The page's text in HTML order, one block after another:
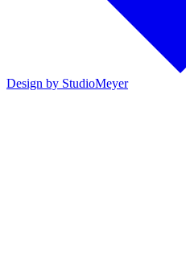
Design by StudioMeyer